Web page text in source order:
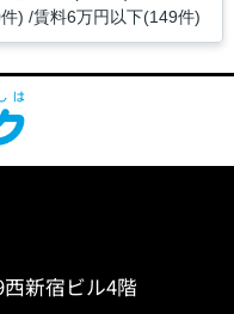
) 賃料6万円以下(149件)
新宿ビル4階